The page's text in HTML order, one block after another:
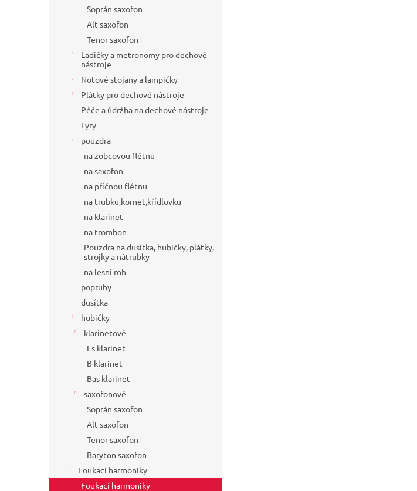
Soprán saxofon
Alt saxofon
Tenor saxofon
Ladičky a metronomy pro dechové
nástroje
Notové stojany a lampičky
Plátky pro dechové nástroje
Péče a údržba na dechové nástroje
Lyry
pouzdra
na zobcovou flétnu
na saxofon
na příčnou flétnu
na trubku,kornet,křídlovku
na klarinet
na trombon
Pouzdra na dusítka, hubičky, plátky,
strojky a nátrubky
na lesní roh
popruhy
dusítka
hubičky
klarinetové
Es klarinet
B klarinet
Bas klarinet
saxofonové
Soprán saxofon
Alt saxofon
Tenor saxofon
Baryton saxofon
Foukací harmoniky
Foukací harmoniky